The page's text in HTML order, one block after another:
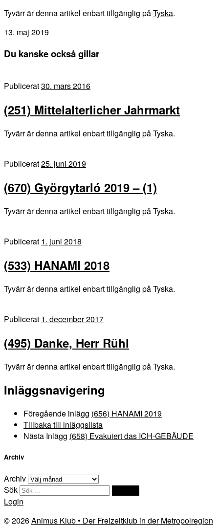
Tyvärr är denna artikel enbart tillgänglig påTyska.
13. maj 2019
Du kanske också gillar
Publicerat30. mars 2016
(251) Mittelalterlicher Jahrmarkt
Tyvärr är denna artikel enbart tillgänglig på Tyska.
Publicerat25. juni 2019
(670) Györgytarló 2019 – (1)
Tyvärr är denna artikel enbart tillgänglig på Tyska.
Publicerat 1. juni 2018
(533) HANAMI 2018
Tyvärr är denna artikel enbart tillgänglig på Tyska.
Publicerat 1. december 2017
(495) Danke, Herr Rühl
Tyvärr är denna artikel enbart tillgänglig på Tyska.
Inläggsnavigering
Föregående inlägg (656) HANAMI 2019
Tillbaka till inläggslista
Nästa Inlägg (658) Evakuiert das ICH-GEBÄUDE
Archiv
Archiv
Sök
Login
© 2026Animus Klub • Der Freizeitklub in der Metropolregion